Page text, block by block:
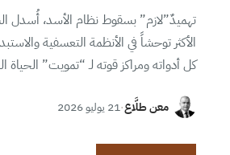
تهميدٌ”لازم” بسقوط نظام الأسد، أُسدل
الأكثر توحشاً في الأنظمة التعسفية
كل أدواته ومراكز قوته لـ “تمويت”
معن طلَّاع·21 يوليو 2026